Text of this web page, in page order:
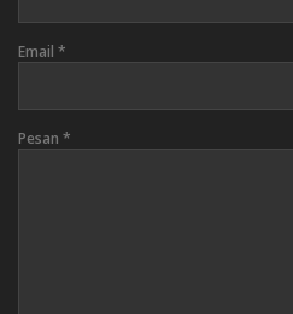
Email *
Pesan *